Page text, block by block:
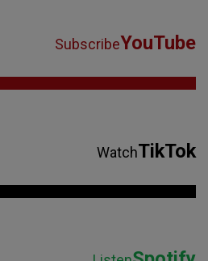
SubscribeYouTube
WatchTikTok